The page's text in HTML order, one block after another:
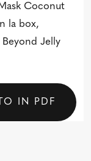
Coconut
la box,
Jelly
IN PDF